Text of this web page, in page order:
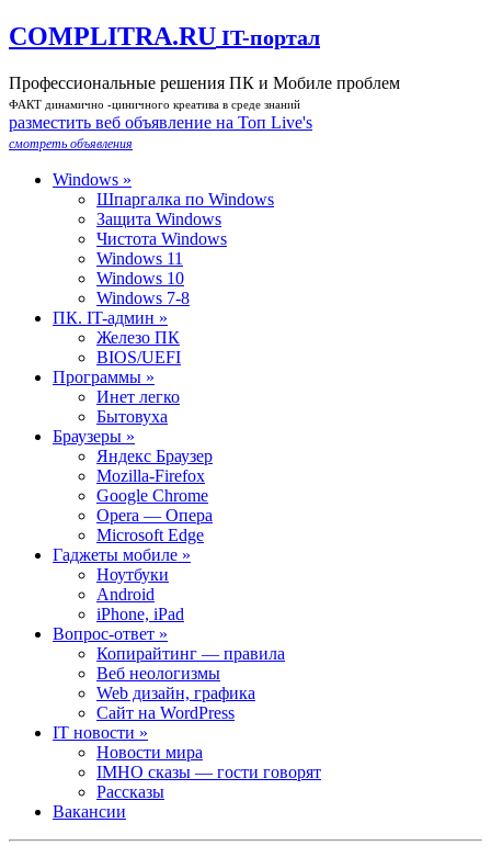
COMPLITRA.RU IT-портал
Профессиональные решения ПК и Мобиле проблем
ФАКТ динамично -циничного креатива в среде знаний
разместить веб объявление на Toп Live's
смотреть объявления
Windows »
Шпаргалка по Windows
Защита Windows
Чистота Windows
Windows 11
Windows 10
Windows 7-8
ПК. IT-админ »
Железо ПК
BIOS/UEFI
Программы »
Инет легко
Бытовуха
Браузеры »
Яндекс Браузер
Mozilla-Firefox
Google Chrome
Opera — Опера
Microsoft Edge
Гаджеты мобиле »
Ноутбуки
Android
iPhone, iPad
Вопрос-ответ »
Копирайтинг — правила
Веб неологизмы
Web дизайн, графика
Сайт на WordPress
IT новости »
Новости мира
IMHO сказы — гости говорят
Рассказы
Вакансии